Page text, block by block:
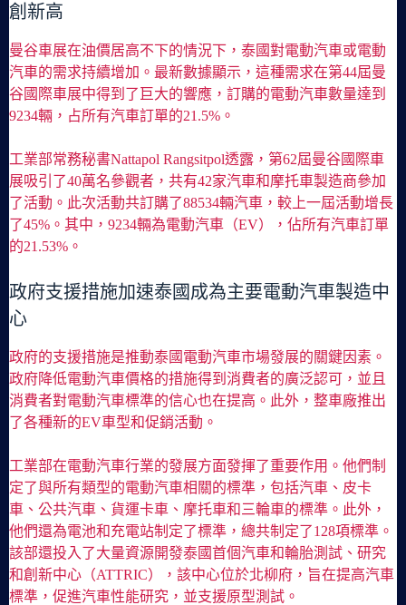
創新高
曼谷車展在油價居高不下的情況下，泰國對電動汽車或電動
汽車的需求持續增加。最新數據顯示，這種需求在第44屆曼
谷國際車展中得到了巨大的響應，訂購的電動汽車數量達到
9234輛，占所有汽車訂單的21.5%。
工業部常務秘書Nattapol Rangsitpol透露，第62屆曼谷國際車
展吸引了40萬名參觀者，共有42家汽車和摩托車製造商參加
了活動。此次活動共訂購了88534輛汽車，較上一屆活動增長
了45%。其中，9234輛為電動汽車（EV），佔所有汽車訂單
的21.53%。
政府支援措施加速泰國成為主要電動汽車製造中
心
政府的支援措施是推動泰國電動汽車市場發展的關鍵因素。
政府降低電動汽車價格的措施得到消費者的廣泛認可，並且
消費者對電動汽車標準的信心也在提高。此外，整車廠推出
了各種新的EV車型和促銷活動。
工業部在電動汽車行業的發展方面發揮了重要作用。他們制
定了與所有類型的電動汽車相關的標準，包括汽車、皮卡
車、公共汽車、貨運卡車、摩托車和三輪車的標準。此外，
他們還為電池和充電站制定了標準，總共制定了128項標準。
該部還投入了大量資源開發泰國首個汽車和輪胎測試、研究
和創新中心（ATTRIC），該中心位於北柳府，旨在提高汽車
標準，促進汽車性能研究，並支援原型測試。